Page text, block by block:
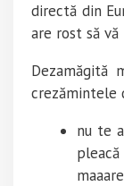
directă din
are rost să
Dezamăgită
crezămintele
nu te